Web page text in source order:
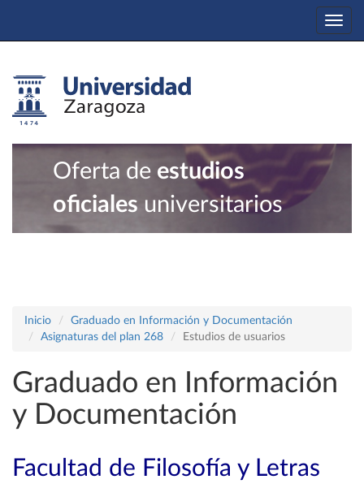
Oferta de estudios
oficiales universitarios
Inicio
Graduado en Información y Documentación
Asignaturas del plan 268
Estudios de usuarios
Graduado en Información
y Documentación
Facultad de Filosofía y Letras